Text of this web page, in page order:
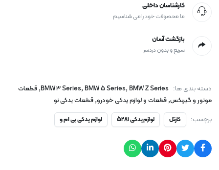
کارشناسان داخلی
ما محصولات خود را می شناسیم
بازگشت آسان
سریع و بدون دردسر
دسته بندی ها: BMW 3 Series, BMW 5 Series, BMW Z Series
,قطعات
موتور و گیربکس, قطعات و لوازم یدکی خودرو, قطعات یدکی نو
برچسب:
کارتل لوازم یدکی 528i لوازم یدکی بی ام و